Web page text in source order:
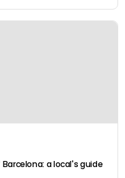
a local's guide